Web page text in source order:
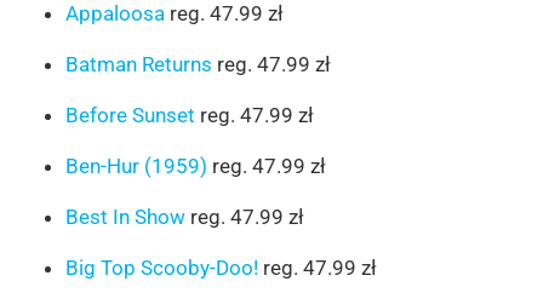
Appaloosareg. 47.99 zł
Batman Returns reg. 47.99 zł
Before Sunset reg. 47.99 zł
Ben-Hur (1959) reg. 47.99 zł
Best In Showreg. 47.99 zł
Big Top Scooby-Doo! reg. 47.99 zł